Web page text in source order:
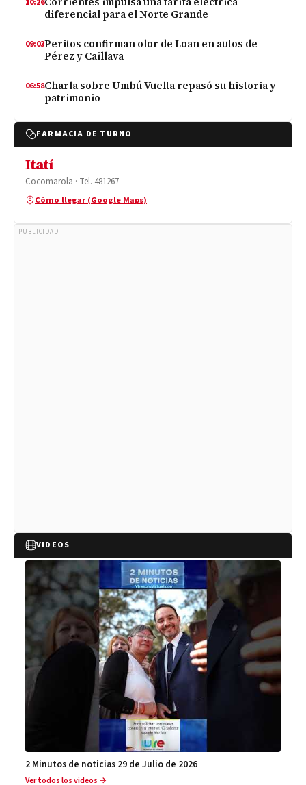
diferencial para el Norte Grande
09:03Peritos confirman olor de Loan en autos de
Pérez y Caillava
06:58Charla sobre Umbú Vuelta repasó su historia y
patrimonio
FARMACIA DE TURNO
Itatí
Cocomarola · Tel. 481267
Cómo llegar (Google Maps)
PUBLICIDAD
VIDEOS
2 Minutos de noticias 29 de Julio de 2026
Ver todos los videos →